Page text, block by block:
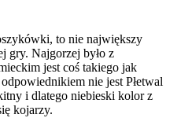
to nie największy
gry. Najgorzej było z
jest coś takiego jak
nie jest Płetwal
i dlatego niebieski kolor z
kojarzy.